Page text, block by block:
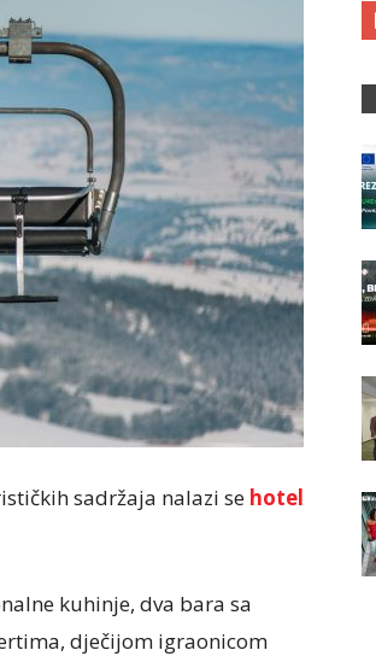
sadržaja nalazi se hotel
kuhinje, dva bara sa
dječijom igraonicom